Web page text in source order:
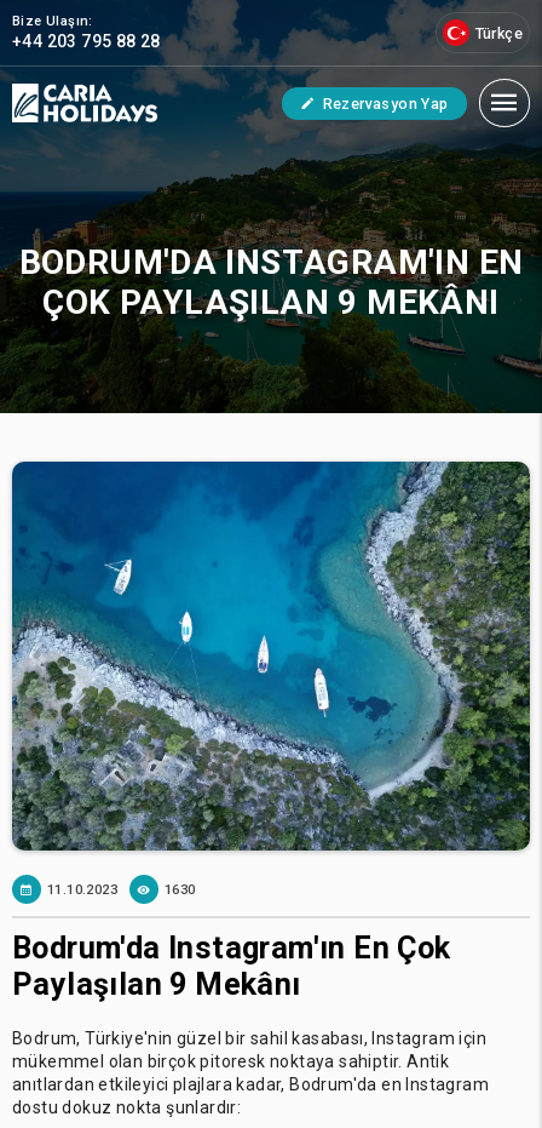
Bize Ulaşın:
+44 203 795 88 28 Türkçe
Rezervasyon Yap
BODRUM'DA INSTAGRAM'IN EN
ÇOK PAYLAŞILAN 9 MEKÂNI
11.10.2023 1630
Bodrum'da Instagram'ın En Çok
Paylaşılan 9 Mekânı
Bodrum, Türkiye'nin güzel bir sahil kasabası, Instagram için
mükemmel olan birçok pitoresk noktaya sahiptir. Antik
anıtlardan etkileyici plajlara kadar, Bodrum'da en Instagram
dostu dokuz nokta şunlardır: